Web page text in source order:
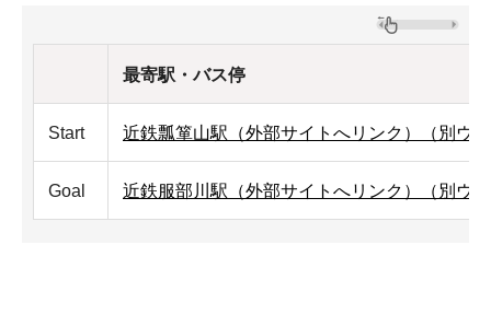
最寄駅・バス停
Start 近鉄瓢箪山駅（外部サイトへリンク）（別ウ
Goal 近鉄服部川駅（外部サイトへリンク）（別ウ